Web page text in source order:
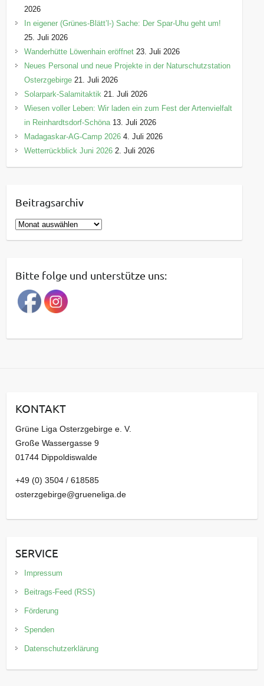
2026
In eigener (Grünes-Blätt’l-) Sache: Der Spar-Uhu geht um!
25. Juli 2026
Wanderhütte Löwenhain eröffnet 23. Juli 2026
Neues Personal und neue Projekte in der Naturschutzstation
Osterzgebirge 21. Juli 2026
Solarpark-Salamitaktik 21. Juli 2026
Wiesen voller Leben: Wir laden ein zum Fest der Artenvielfalt
in Reinhardtsdorf-Schöna 13. Juli 2026
Madagaskar-AG-Camp 2026 4. Juli 2026
Wetterrückblick Juni 2026 2. Juli 2026
Beitragsarchiv
B
e
r
a
g
a
v
Bitte folge und unterstütze uns:
KONTAKT
Grüne Liga Osterzgebirge e. V.
Große Wassergasse 9
01744 Dippoldiswalde
+49 (0) 3504 / 618585
osterzgebirge@grueneliga.de
SERVICE
Impressum
Beitrags-Feed (RSS)
Förderung
Spenden
Datenschutzerklärung